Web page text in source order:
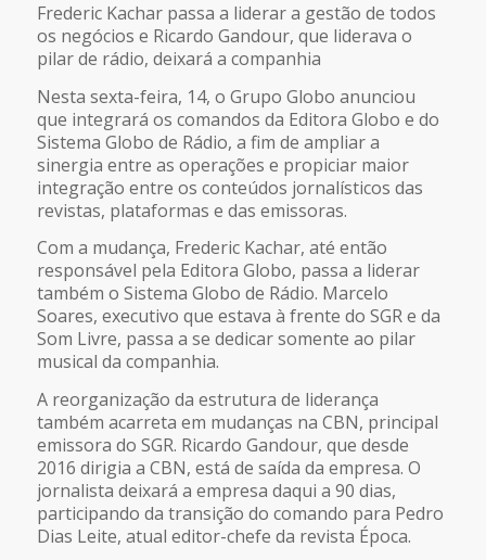
Frederic Kachar passa a liderar a gestão de todos
os negócios e Ricardo Gandour, que liderava o
pilar de rádio, deixará a companhia
Nesta sexta-feira, 14, o Grupo Globo anunciou
que integrará os comandos da Editora Globo e do
Sistema Globo de Rádio, a fim de ampliar a
sinergia entre as operações e propiciar maior
integração entre os conteúdos jornalísticos das
revistas, plataformas e das emissoras.
Com a mudança, Frederic Kachar, até então
responsável pela Editora Globo, passa a liderar
também o Sistema Globo de Rádio. Marcelo
Soares, executivo que estava à frente do SGR e da
Som Livre, passa a se dedicar somente ao pilar
musical da companhia.
A reorganização da estrutura de liderança
também acarreta em mudanças na CBN, principal
emissora do SGR. Ricardo Gandour, que desde
2016 dirigia a CBN, está de saída da empresa. O
jornalista deixará a empresa daqui a 90 dias,
participando da transição do comando para Pedro
Dias Leite, atual editor-chefe da revista Época.